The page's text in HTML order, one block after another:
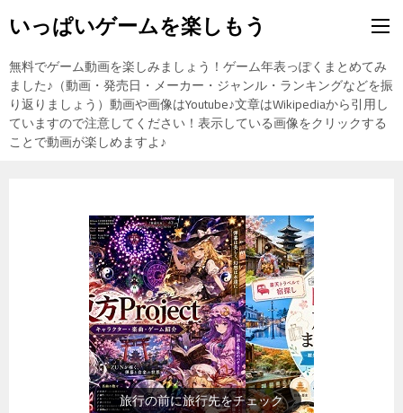
いっぱいゲームを楽しもう
無料でゲーム動画を楽しみましょう！ゲーム年表っぽくまとめてみ
ました♪（動画・発売日・メーカー・ジャンル・ランキングなどを振
り返りましょう）動画や画像はYoutube♪文章はWikipediaから引用し
ていますので注意してください！表示している画像をクリックする
ことで動画が楽しめますよ♪
旅行の前に旅行先をチェック